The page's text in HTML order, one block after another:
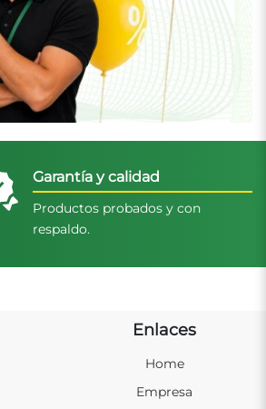
Garantía y calidad
Productos probados y con
respaldo.
Enlaces
Home
Empresa